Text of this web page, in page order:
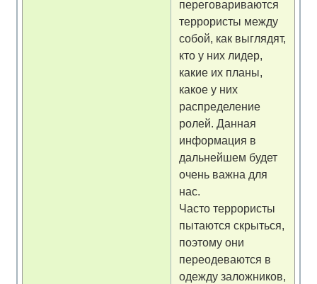
переговариваются
террористы между
собой, как выглядят,
кто у них лидер,
какие их планы,
какое у них
распределение
ролей. Данная
информация в
дальнейшем будет
очень важна для
нас.
Часто террористы
пытаются скрыться,
поэтому они
переодеваются в
одежду заложников,